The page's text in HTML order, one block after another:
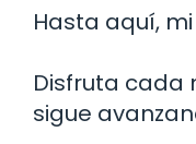
Hasta aquí,
Disfruta cada
sigue